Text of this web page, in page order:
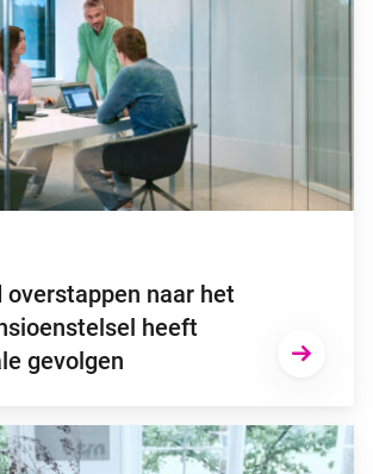
overstappen naar het
heeft
gevolgen
arbeidspotentieel onder gepensioneerden”